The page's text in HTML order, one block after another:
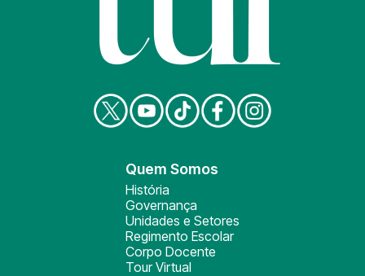
Quem Somos
História
Governança
Unidades e Setores
Regimento Escolar
Corpo Docente
Tour Virtual